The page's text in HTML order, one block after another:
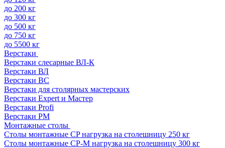
до 200 кг
до 300 кг
до 500 кг
до 750 кг
до 5500 кг
Верстаки
Верстаки слесарные ВЛ-К
Верстаки ВЛ
Верстаки ВС
Верстаки для столярных мастерских
Верстаки Expert и Мастер
Верстаки Profi
Верстаки РМ
Монтажные столы
Столы монтажные СP нагрузка на столешницу 250 кг
Столы монтажные СР-М нагрузка на столешницу 300 кг